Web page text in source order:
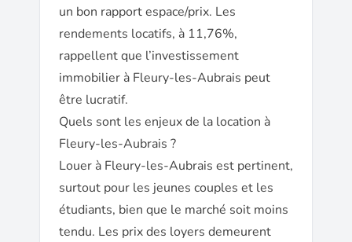
un bon rapport espace/prix. Les
rendements locatifs, à 11,76%,
rappellent que l’investissement
immobilier à Fleury-les-Aubrais peut
être lucratif.
Quels sont les enjeux de la location à
Fleury-les-Aubrais ?
Louer à Fleury-les-Aubrais est pertinent,
surtout pour les jeunes couples et les
étudiants, bien que le marché soit moins
tendu. Les prix des loyers demeurent